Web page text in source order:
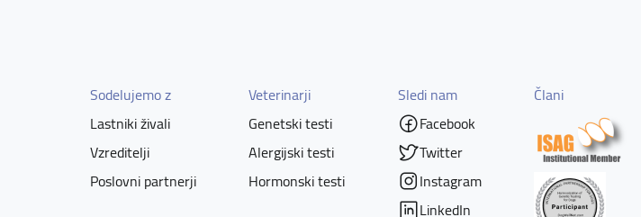
Sodelujemo z
Lastniki živali
Vzreditelji
Poslovni partnerji
Veterinarji
Genetski testi
Alergijski testi
Hormonski testi
Sledi nam
Facebook
Twitter
Instagram
LinkedIn
Člani